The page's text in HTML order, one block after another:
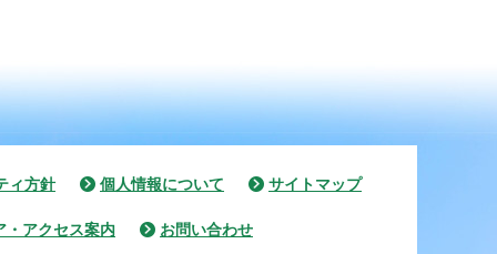
ィ方針 個人情報について サイトマップ
・アクセス案内 お問い合わせ